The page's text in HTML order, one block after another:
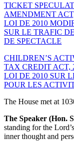
TICKET
AMENDMENT
LOI DE 2010
SUR LE TRAFIC
DE SPECTACLE
CHILDREN’S
TAX CREDIT ACT,
LOI DE 2010 SUR
POUR LES
The House met at
The Speaker (Hon.
standing for the
inner thought and